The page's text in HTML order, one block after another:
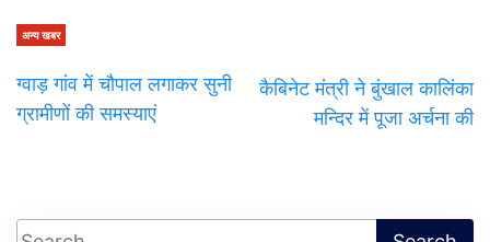
अन्य खबर
ग्वाड़ गांव में चौपाल लगाकर सुनी
ग्रामीणों की समस्याएं
कैबिनेट मंत्री ने बुंखाल कालिंका
मन्दिर में पूजा अर्चना की